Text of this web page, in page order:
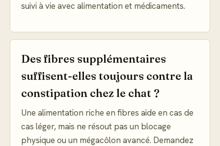
suivi à vie avec alimentation et médicaments.
Des fibres supplémentaires
suffisent-elles toujours contre la
constipation chez le chat ?
Une alimentation riche en fibres aide en cas de
cas léger, mais ne résout pas un blocage
physique ou un mégacôlon avancé. Demandez